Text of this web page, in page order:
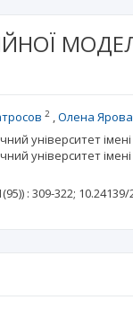
2 Олена Ярова
університет
університет
: 309-322;